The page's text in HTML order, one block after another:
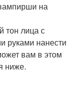
на
тон лица с
руками нанести
вам в этом
ниже.